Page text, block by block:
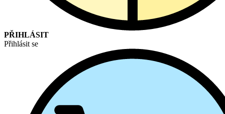
PŘIHLÁSIT
Přihlásit se